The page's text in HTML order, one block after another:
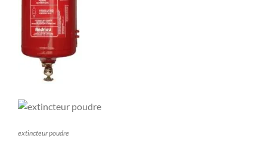
extincteur poudre